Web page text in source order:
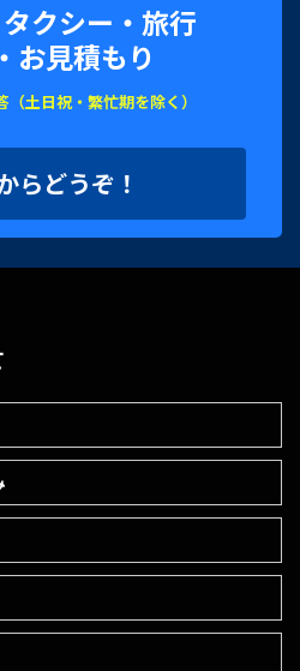
クシー・旅行
お見積もり
土日祝・繁忙期を除く）
らどうぞ！